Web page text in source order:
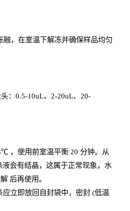
，在室温下解冻并确保样品均匀
： 0.5-10uL、 2-20uL、 20-
，使用前室温平衡 20 分钟。从
液会有结晶，这属于正常现象，水
后再使用。
应立即放回自封袋中，密封(低温